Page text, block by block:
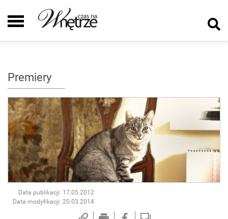
Premiery
Data publikacji: 17.05.2012
Data modyfikacji: 20.03.2014